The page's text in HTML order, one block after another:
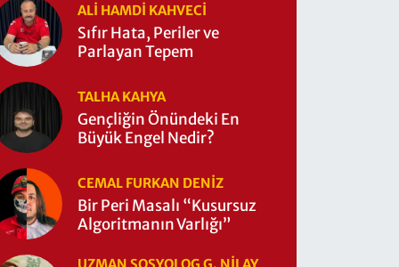
ALI HAMDI KAHVECİ
Sıfır Hata, Periler ve
Parlayan Tepem
TALHA KAHYA
Gençliğin Önündeki En
Büyük Engel Nedir?
CEMAL FURKAN DENİZ
Bir Peri Masalı “Kusursuz
Algoritmanın Varlığı”